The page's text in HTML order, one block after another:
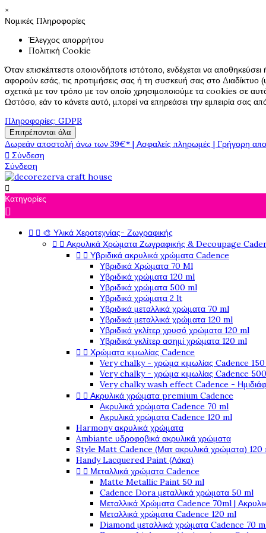
×
Νομικές Πληροφορίες
Έλεγχος απορρήτου
Πολιτική Cookie
Όταν επισκέπτεστε οποιονδήποτε ιστότοπο, ενδέχεται να
αφορούν εσάς, τις προτιμήσεις σας ή τη συσκευή σας στο Διαδίκτυο
σχετικά με τον τρόπο με τον οποίο χρησιμοποιούμε τα cookies σε
Ωστόσο, εάν το κάνετε αυτό, μπορεί να επηρεάσει την εμπειρία σας
Πληροφορίες: GDPR
Επιτρέπονται όλα
Δωρεάν αποστολή άνω των 39€* | Ασφαλείς πληρωμές | Γρήγορη
 Σύνδεση
Σύνδεση

Κατηγορίες

  🎨 Υλικά Χεροτεχνίας- Ζωγραφικής
  Ακρυλικά Χρώματα Ζωγραφικής & Decoupage
  Υβριδικά ακρυλικά χρώματα Cadence
Υβριδικά Χρώματα 70 Ml
Υβριδικά χρώματα 120 ml
Υβριδικά χρώματα 500 ml
Υβριδικά χρώματα 2 lt
Υβριδικά μεταλλικά χρώματα 70 ml
Υβριδικά μεταλλικά χρώματα 120 ml
Υβριδικά γκλίτερ χρυσό χρώματα 120 ml
Υβριδικά γκλίτερ ασημί χρώματα 120 ml
  Χρώματα κιμωλίας Cadence
Very chalky - χρώμα κιμωλίας Cadence
Very chalky - χρώμα κιμωλίας Cadence
Very chalky wash effect Cadence -
  Ακρυλικά χρώματα premium Cadence
Ακρυλικά χρώματα Cadence 70 ml
Ακρυλικά χρώματα Cadence 120 ml
Harmony ακρυλικά χρώματα
Ambiante υδροφοβικά ακρυλικά χρώματα
Style Matt Cadence (Ματ ακρυλικά χρώματα) 120
Handy Lacquered Paint (Λάκα)
  Μεταλλικά χρώματα Cadence
Matte Metallic Paint 50 ml
Cadence Dora μεταλλικά χρώματα 50 ml
Μεταλλικά Χρώματα Cadence 70ml |
Μεταλλικά χρώματα Cadence 120 ml
Diamond μεταλλικά χρώματα Cadence 70